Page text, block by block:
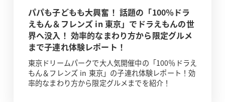
パパも子どもも大興奮！ 話題の「100％ドラ
えもん＆フレンズ in 東京」でドラえもんの世
界へ没入！ 効率的なまわり方から限定グルメ
まで子連れ体験レポート！
東京ドリームパークで大人気開催中の「100％ドラえ
もん＆フレンズ in 東京」の子連れ体験レポート！効
率的なまわり方から限定グルメまでを紹介！